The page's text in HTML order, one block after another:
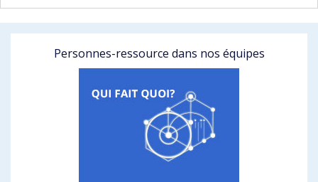
Personnes-ressource dans nos équipes